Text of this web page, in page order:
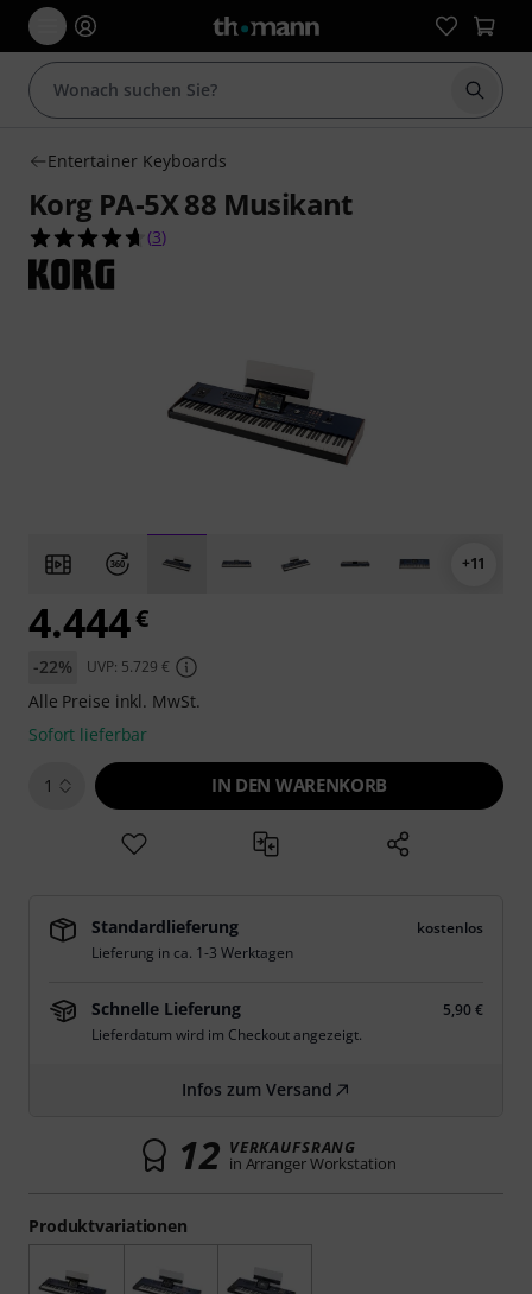
Suche
Entertainer Keyboards
Korg PA-5X 88 Musikant
4.7 von 5 Sternen aus 3 Kundenbewertungen
(3)
+11
Produktvariationen
4.444€
-22% UVP: 5.729 €
Alle Preise inkl. MwSt.
Sofort lieferbar
1 IN DEN WARENKORB
Standardlieferung
kostenlos
Lieferung in ca. 1-3 Werktagen
Schnelle Lieferung
5,90 €
Lieferdatum wird im Checkout angezeigt.
Infos zum Versand
12 VERKAUFSRANG
in Arranger Workstation